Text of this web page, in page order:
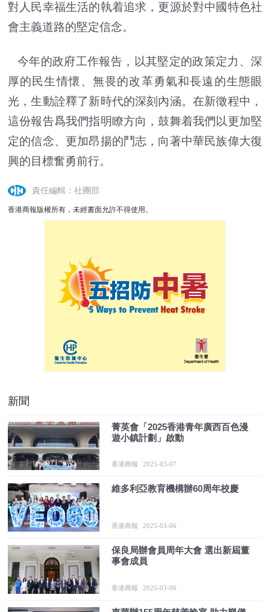
對人民幸福生活的執着追求，更源於對中國特色社
會主義道路的堅定信念。
今年的政府工作報告，以其堅定的政策定力、深
厚的民生情懷、無畏的改革勇氣和長遠的生態眼
光，生動詮釋了新時代的深刻內涵。在新徵程中，
這份報告爲我們指明瞭方向，鼓舞着我們以更加堅
定的信念、更加昂揚的鬥志，向著中華民族偉大復
興的目標奮勇前行。
責任編輯：社團部
香港商報版權所有，未經書面允許不得使用。
新聞
菁英會「2025香港青年廣西百色漫
遊小鎮計劃」啟動
香港商報 2025-03-07
維多利亞教育機構辦60周年校慶
香港商報 2025-03-06
保良局辦會員周年大會 選出新屆董
事會成員
香港商報 2025-03-06